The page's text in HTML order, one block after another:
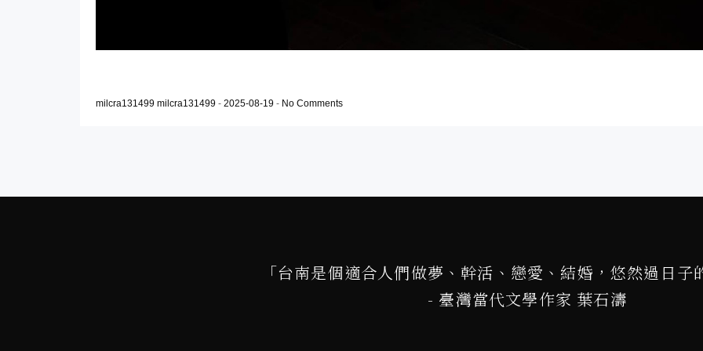
milcra131499 milcra131499 - 2025-08-19 - No Comments
「台南是個適合人們做夢、幹活、戀愛、結婚，悠然過日子
- 臺灣當代文學作家 葉石濤